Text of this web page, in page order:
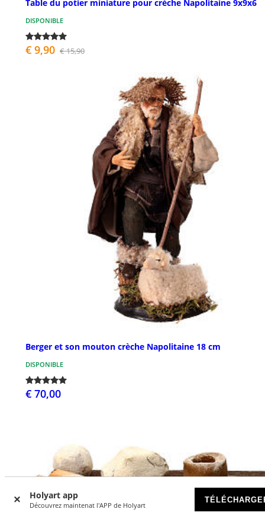
Holyart app
Découvrez maintenat l'APP de Holyart
Table du potier miniature pour crèche Napolitaine 9x9x6
DISPONIBLE
€ 9,90 € 15,90
Berger et son mouton crèche Napolitaine 18 cm
DISPONIBLE
€ 70,00